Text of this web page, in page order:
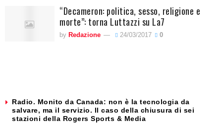
“Decameron: politica, sesso, religione e
morte”: torna Luttazzi su La7
by Redazione 24/03/2017 0
Radio. Monito da Canada: non è la tecnologia da
salvare, ma il servizio. Il caso della chiusura di sei
stazioni della Rogers Sports & Media